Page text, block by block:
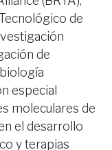
de
de
especial
moleculares de
el desarrollo
y terapias